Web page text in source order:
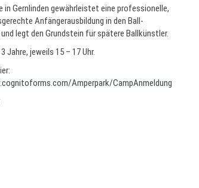
in Gernlinden gewährleistet eine professionelle,
Anfängerausbildung in den Ball-
legt den Grundstein für spätere Ballkünstler.
Jahre, jeweils 15 – 17 Uhr.
Amperpark/CampAnmeldung